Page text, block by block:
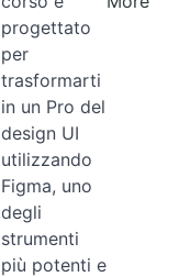
progettato
per
trasformarti
in un Pro del
design UI
utilizzando
Figma, uno
degli
strumenti
più potenti e